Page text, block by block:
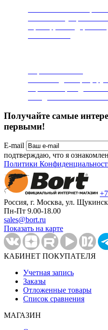
Получайте самые
первыми!
E-mail
подтверждаю, что я
Политики
+7
Россия, г. Москва, ул.
Пн-Пт 9.00-18.00
sales@bort.ru
Показать на карте
КАБИНЕТ ПОКУПАТЕЛЯ
Учетная запись
Заказы
Отложенные товары
Список сравнения
МАГАЗИН